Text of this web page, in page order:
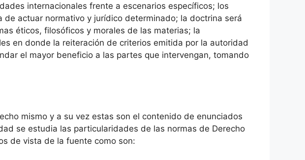
internacionales frente a escenarios específicos; los
actuar normativo y jurídico determinado; la doctrina será
éticos, filosóficos y morales de las materias; la
en donde la reiteración de criterios emitida por la autoridad
el mayor beneficio a las partes que intervengan, tomando
mismo y a su vez estas son el contenido de enunciados
se estudia las particularidades de las normas de Derecho
de vista de la fuente como son: